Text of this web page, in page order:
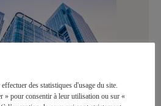
des statistiques d'usage du site.
» pour consentir à leur utilisation ou sur «